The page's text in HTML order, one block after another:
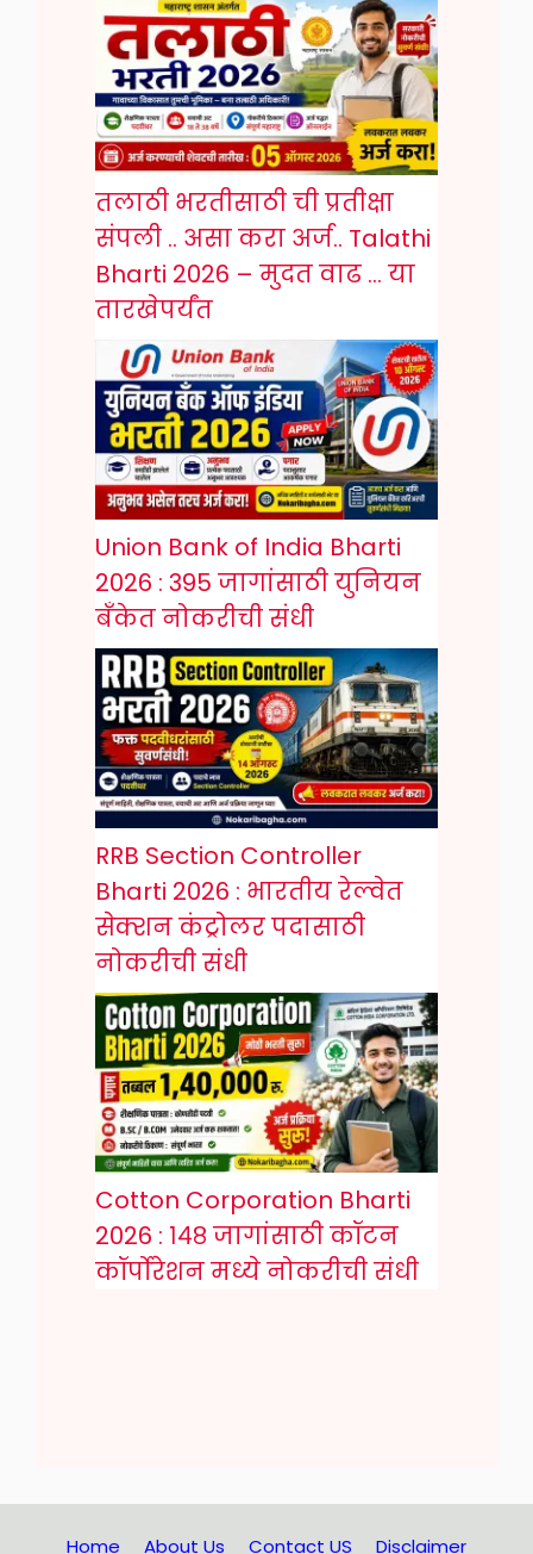
तलाठी भरतीसाठी ची प्रतीक्षा
संपली .. असा करा अर्ज.. Talathi
Bharti 2026 – मुदत वाढ … या
तारखेपर्यंत
Union Bank of India Bharti
2026 : 395 जागांसाठी युनियन
बँकेत नोकरीची संधी
RRB Section Controller
Bharti 2026 : भारतीय रेल्वेत
सेक्शन कंट्रोलर पदासाठी
नोकरीची संधी
Cotton Corporation Bharti
2026 : १४८ जागांसाठी कॉटन
कॉर्पोरेशन मध्ये नोकरीची संधी
Home About Us Contact US Disclaimer